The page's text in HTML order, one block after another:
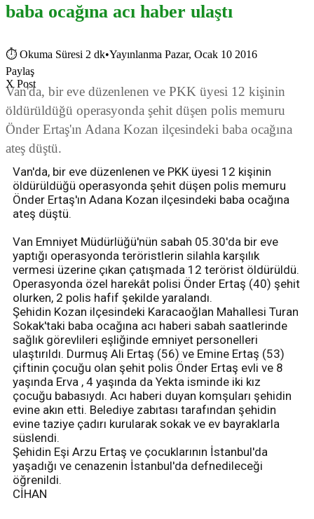
baba ocağına acı haber ulaştı
⏱ Okuma Süresi 2 dk•Yayınlanma Pazar, Ocak 10 2016
Paylaş
X Post
Van'da, bir eve düzenlenen ve PKK üyesi 12 kişinin
öldürüldüğü operasyonda şehit düşen polis memuru
Önder Ertaş'ın Adana Kozan ilçesindeki baba ocağına
ateş düştü.
Van'da, bir eve düzenlenen ve PKK üyesi 12 kişinin
öldürüldüğü operasyonda şehit düşen polis memuru
Önder Ertaş'ın Adana Kozan ilçesindeki baba ocağına
ateş düştü.
Van Emniyet Müdürlüğü'nün sabah 05.30'da bir eve
yaptığı operasyonda teröristlerin silahla karşılık
vermesi üzerine çıkan çatışmada 12 terörist öldürüldü.
Operasyonda özel harekât polisi Önder Ertaş (40) şehit
olurken, 2 polis hafif şekilde yaralandı.
Şehidin Kozan ilçesindeki Karacaoğlan Mahallesi Turan
Sokak'taki baba ocağına acı haberi sabah saatlerinde
sağlık görevlileri eşliğinde emniyet personelleri
ulaştırıldı. Durmuş Ali Ertaş (56) ve Emine Ertaş (53)
çiftinin çocuğu olan şehit polis Önder Ertaş evli ve 8
yaşında Erva , 4 yaşında da Yekta isminde iki kız
çocuğu babasıydı. Acı haberi duyan komşuları şehidin
evine akın etti. Belediye zabıtası tarafından şehidin
evine taziye çadırı kurularak sokak ve ev bayraklarla
süslendi.
Şehidin Eşi Arzu Ertaş ve çocuklarının İstanbul'da
yaşadığı ve cenazenin İstanbul'da defnedileceği
öğrenildi.
CİHAN